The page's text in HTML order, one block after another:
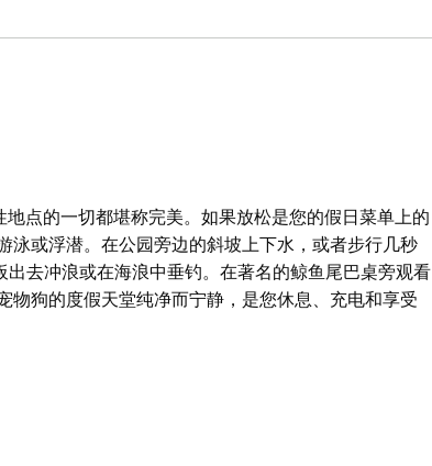
点的一切都堪称完美。如果放松是您的假日菜单上的
或浮潜。在公园旁边的斜坡上下水，或者步行几秒
去冲浪或在海浪中垂钓。在著名的鲸鱼尾巴桌旁观看
物狗的度假天堂纯净而宁静，是您休息、充电和享受